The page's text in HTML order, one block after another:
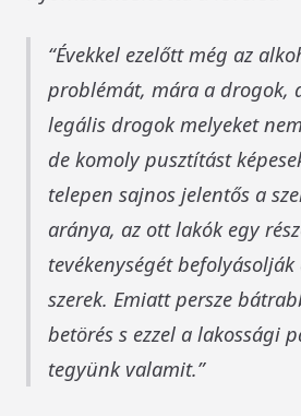
Évekkel ezelőtt még az
problémát, mára a drogok,
legális drogok melyeket
de komoly pusztítást
telepen sajnos jelentős a
aránya, az ott lakók egy
tevékenységét
szerek. Emiatt persze
betörés s ezzel a lakossági
tegyünk valamit.